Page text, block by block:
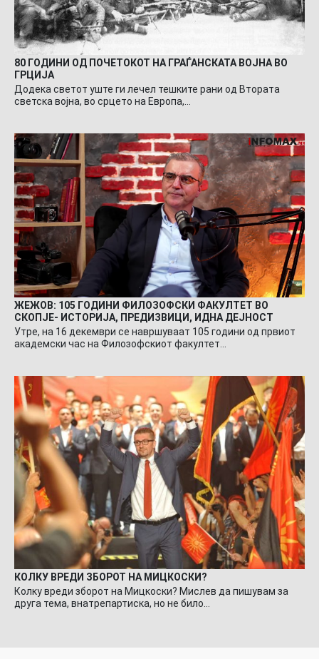
80 ГОДИНИ ОД ПОЧЕТОКОТ НА ГРАЃАНСКАТА ВОЈНА ВО
ГРЦИЈА
Додека светот уште ги лечел тешките рани од Втората
светска војна, во срцето на Европа,…
ЖЕЖОВ: 105 ГОДИНИ ФИЛОЗОФСКИ ФАКУЛТЕТ ВО
СКОПЈЕ- ИСТОРИЈА, ПРЕДИЗВИЦИ, ИДНА ДЕЈНОСТ
Утре, на 16 декември се навршуваат 105 години од првиот
академски час на Филозофскиот факултет…
КОЛКУ ВРЕДИ ЗБОРОТ НА МИЦКОСКИ?
Колку вреди зборот на Мицкоски? Мислев да пишувам за
друга тема, внатрепартиска, но не било…